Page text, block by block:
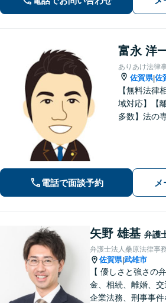
お悩みをし
富永 洋
ありあけ法律
佐賀県|佐
【無料法律
域対応】【
多数】法の
電話で面談予約
矢野 雄基 弁護
弁護士法人桑原法律事
佐賀県|武雄市
【 優しさと強さの
金、相続、離婚、交
企業法務、刑事事件